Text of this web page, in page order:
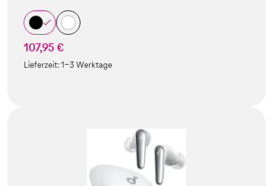
107,95 €
Lieferzeit:1-3 Werktage